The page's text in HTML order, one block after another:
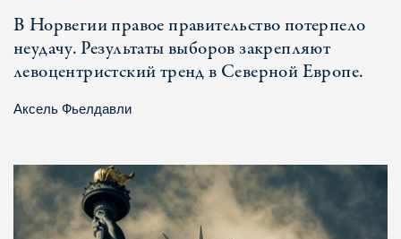
В Норвегии правое правительство потерпело
неудачу. Результаты выборов закрепляют
левоцентристский тренд в Северной Европе.
Аксель Фьелдавли